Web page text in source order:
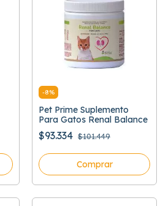
-8%
Pet Prime Suplemento
Para Gatos Renal Balance
$93.334 $101.449
Comprar